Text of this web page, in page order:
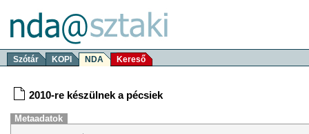
Szótár KOPI NDA Kereső
2010-re készülnek a pécsiek
Metaadatok